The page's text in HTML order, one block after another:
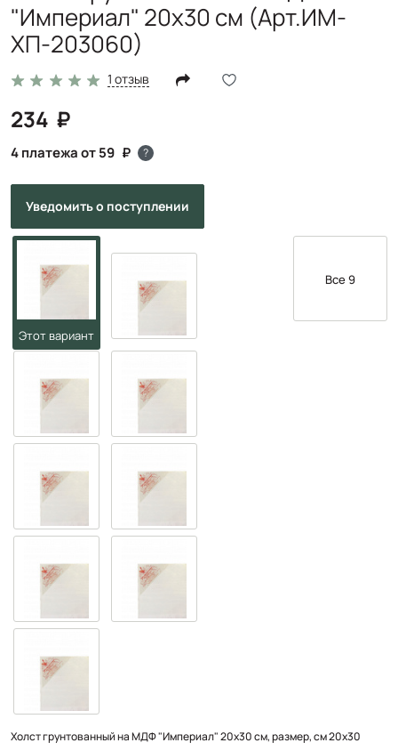
"Империал" 20x30 см (Арт.ИМ-
ХП-203060)
1 отзыв
234
4 платежа от 59 ?
Уведомитьо поступлении
Все 9
Холст грунтованный на МДФ "Империал" 20x30 см, размер, см 20x30